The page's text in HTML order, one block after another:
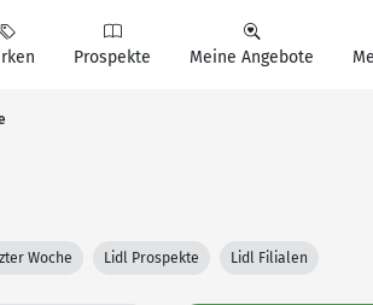
Prospekte Meine Angebote
Woche Lidl Prospekte Lidl Filialen